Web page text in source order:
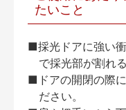
たいこと
■採光ドアに強い
で採光部が割れ
■ドアの開閉の際
ださい。